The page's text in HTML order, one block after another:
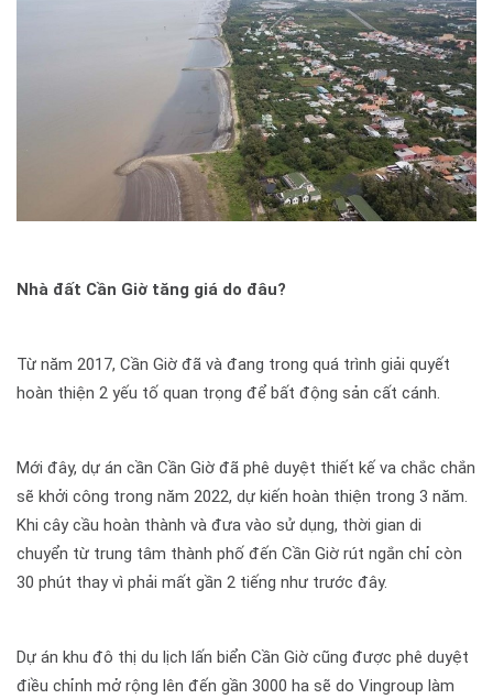
Nhà đất Cần Giờ tăng giá do đâu?
Từ năm 2017, Cần Giờ đã và đang trong quá trình giải quyết
hoàn thiện 2 yếu tố quan trọng để bất động sản cất cánh.
Mới đây, dự án cần Cần Giờ đã phê duyệt thiết kế va chắc chắn
sẽ khởi công trong năm 2022, dự kiến hoàn thiện trong 3 năm.
Khi cây cầu hoàn thành và đưa vào sử dụng, thời gian di
chuyển từ trung tâm thành phố đến Cần Giờ rút ngắn chỉ còn
30 phút thay vì phải mất gần 2 tiếng như trước đây.
Dự án khu đô thị du lịch lấn biển Cần Giờ cũng được phê duyệt
điều chỉnh mở rộng lên đến gần 3000 ha sẽ do Vingroup làm